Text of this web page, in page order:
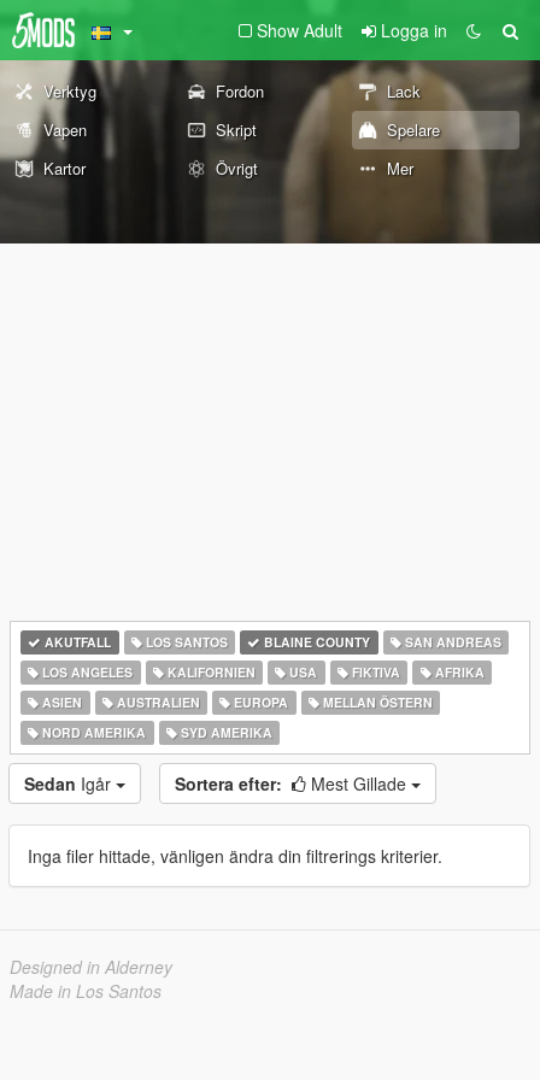
Show Adult Logga in
Verktyg Fordon
Lack
Vapen
Skript
Spelare
Kartor
Övrigt Mer
AKUTFALL LOS SANTOS BLAINE COUNTY
SAN ANDREAS
LOS ANGELES
KALIFORNIEN USA FIKTIVA
AFRIKA
ASIEN
AUSTRALIEN EUROPA
MELLAN ÖSTERN
NORD AMERIKA
SYD AMERIKA
Sedan Igår Sortera efter: Mest Gillade
Inga filer hittade, vänligen ändra din filtrerings kriterier.
Designed in Alderney
Made in Los Santos